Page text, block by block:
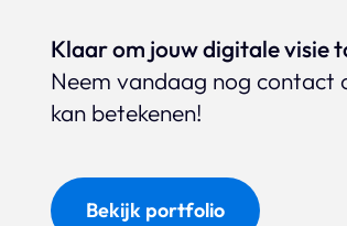
Klaar om jouw digitale visie
Neem vandaag nog contact
kan betekenen!
Bekijk portfolio